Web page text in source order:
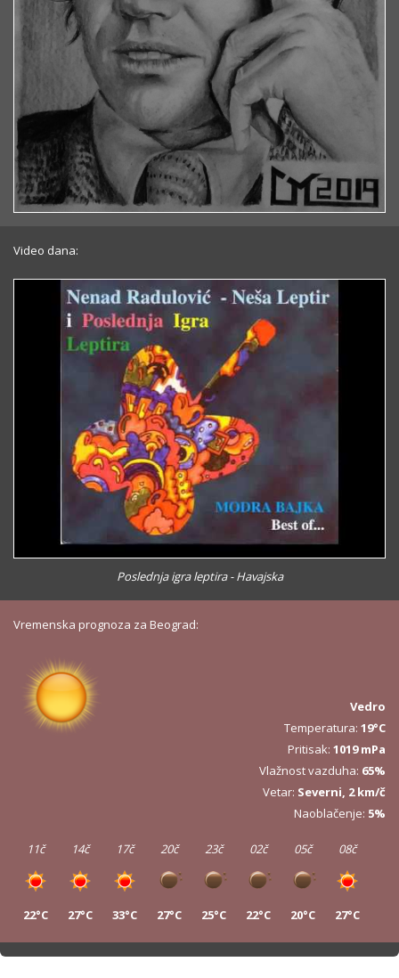
Video dana:
Poslednja igra leptira - Havajska
Vremenska prognoza za Beograd:
Vedro
Temperatura: 19°C
Pritisak: 1019 mPa
Vlažnost vazduha: 65%
Vetar: Severni, 2 km/č
Naoblačenje: 5%
11č
22°C
14č
27°C
17č
33°C
20č
27°C
23č
25°C
02č
22°C
05č
20°C
08č
27°C